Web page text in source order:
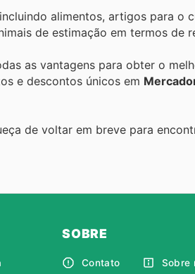
alimentos, artigos para o
de estimação em termos de
as vantagens para obter o
e descontos únicos em
de voltar em breve para
SOBRE
Contato Sobre